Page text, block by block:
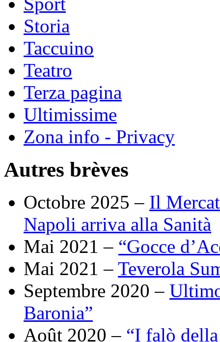
Storia
Taccuino
Teatro
Terza pagina
Ultimissime
Zona info - Privacy
Autres brèves
Octobre 2025 – Il
Napoli arriva alla Sanità
Mai 2021 – “Gocce
Mai 2021 – Teverola
Septembre 2020 –
Baronia”
Août 2020 – “I falò